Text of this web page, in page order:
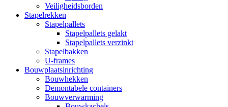
Veiligheidsborden
Stapelrekken
Stapelpallets
Stapelpallets gelakt
Stapelpallets verzinkt
Stapelbakken
U-frames
Bouwplaatsinrichting
Bouwhekken
Demontabele containers
Bouwverwarming